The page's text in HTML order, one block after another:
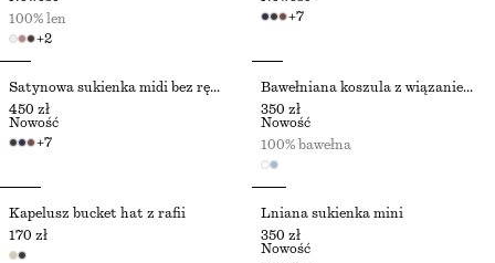
+2
100% len
+7
Satynowa sukienka midi bez rękawów
450 zł
+7
Nowość
Bawełniana koszula z wiązaniem w talii
350 zł
Nowość
100% bawełna
Kapelusz bucket hat z rafii
170 zł
Lniana sukienka mini
350 zł
Nowość